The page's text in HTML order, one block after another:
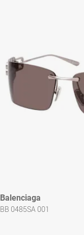
Balenciaga
BB 0485SA 001